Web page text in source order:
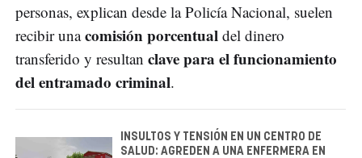
personas, explican desde la Policía Nacional, suelen
recibir unacomisión porcentual del dinero
transferido y resultan clave para el funcionamiento
del entramado criminal.
INSULTOS Y TENSIÓN EN UN CENTRO DE
SALUD: AGREDEN A UNA ENFERMERA EN